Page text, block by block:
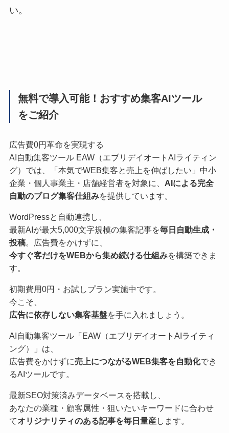
い。
無料で導入可能！おすすめ集客AIツール
をご紹介
広告費0円革命を実現する
AI自動集客ツール EAW（エブリデイオートAIライティン
グ）では、「本気でWEB集客と売上を伸ばしたい」中小
企業・個人事業主・店舗経営者を対象に、 AIによる完全
自動のブログ集客仕組みを提供しています。
WordPressと自動連携し、
最新AIが最大5,000文字規模の集客記事を毎日自動生成・
投稿。広告費をかけずに、
今すぐ客だけをWEBから集め続ける仕組みを構築できま
す。
初期費用0円・お試しプラン実施中です。
今こそ、
広告に依存しない集客基盤を手に入れましょう。
AI自動集客ツール「EAW（エブリデイオートAIライティ
ング）」は、
広告費をかけずに売上につながるWEB集客を自動化でき
るAIツールです。
最新SEO対策済みデータベースを搭載し、
あなたの業種・顧客属性・狙いたいキーワードに合わせ
てオリジナリティのある記事を毎日量産します。